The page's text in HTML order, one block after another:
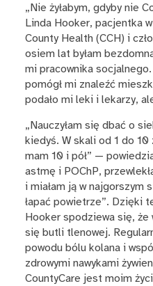
„Nie żyłabym, gdyby nie
Linda Hooker, pacjentka
County Health (CCH) i
osiem lat byłam
mi pracownika
pomógł mi znaleźć
podało mi leki i lekarzy,
„Nauczyłam się dbać o
kiedyś. W skali od 1 do 10
mam 10 i pół” —
astmę i POChP,
i miałam ją w najgorszym
łapać powietrze”. Dzięki
Hooker spodziewa się, że
się butli tlenowej.
powodu bólu kolana i
zdrowymi nawykami
CountyCare jest moim